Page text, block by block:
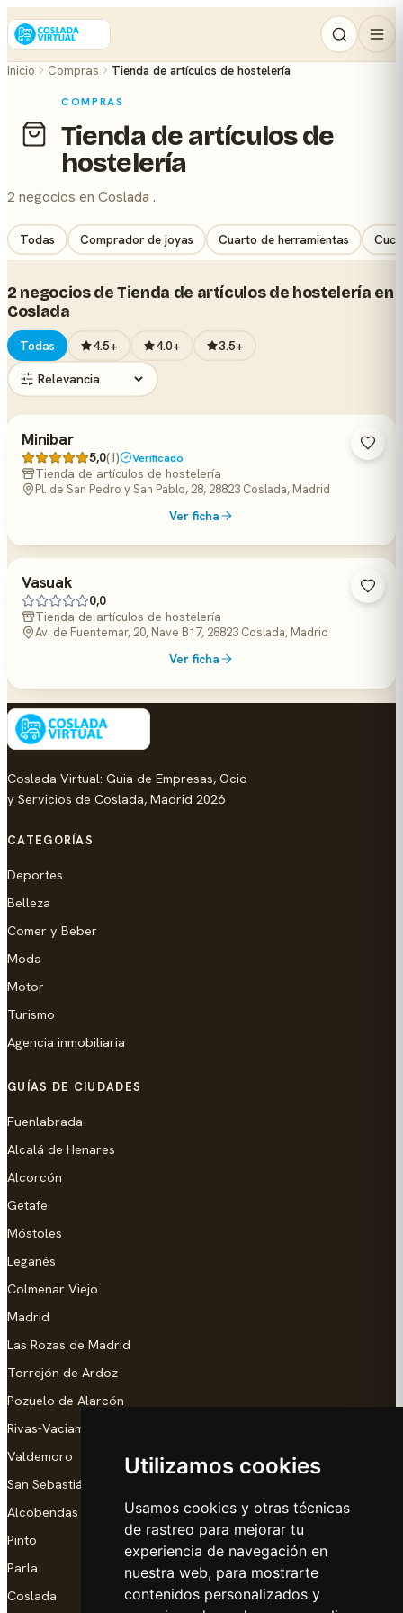
Utilizamos cookies
Usamos cookies y otras técnicas
de rastreo para mejorar tu
experiencia de navegación en
nuestra web, para mostrarte
contenidos personalizados y
Inicio Compras Tienda de artículos de hostelería
COMPRAS
Tienda de artículos de
hostelería
2 negocios en Coslada .
Todas Comprador de joyas Cuarto de herramientas
2 negocios de Tienda de artículos de hostelería en
Coslada
Todas 4.5+ 4.0+ 3.5+
Minibar
5,0(1) Verificado
Tienda de artículos de hostelería
Pl. de San Pedro y San Pablo, 28, 28823 Coslada, Madrid
Ver ficha
Vasuak
0,0
Tienda de artículos de hostelería
Av. de Fuentemar, 20, Nave B17, 28823 Coslada, Madrid
Ver ficha
Coslada Virtual: Guia de Empresas, Ocio
y Servicios de Coslada, Madrid 2026
CATEGORÍAS
Deportes
Belleza
Comer y Beber
Moda
Motor
Turismo
Agencia inmobiliaria
GUÍAS DE CIUDADES
Fuenlabrada
Alcalá de Henares
Alcorcón
Getafe
Móstoles
Leganés
Colmenar Viejo
Madrid
Las Rozas de Madrid
Torrejón de Ardoz
Pozuelo de Alarcón
Rivas-Vaciamadrid
Valdemoro
San Sebastián de los Reyes
Alcobendas
Pinto
Parla
Coslada